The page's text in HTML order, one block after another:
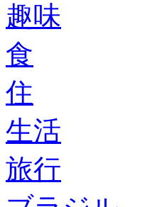
趣味
食
住
生活
旅行